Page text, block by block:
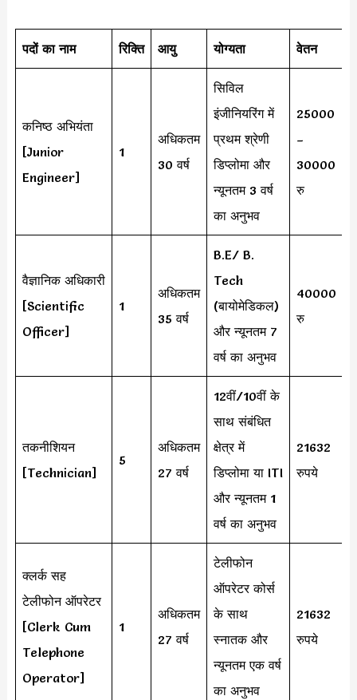
पदों का नाम रिक्ति आयु योग्यता वेतन
कनिष्ठ अभियंता
[Junior
Engineer]
1
अधिकतम
30 वर्ष
सिविल
इंजीनियरिंग में
प्रथम श्रेणी
डिप्लोमा और
न्यूनतम 3 वर्ष
का अनुभव
25000
–
30000
रु
वैज्ञानिक अधिकारी
[Scientific
Officer]
1
अधिकतम
35 वर्ष
B.E/ B.
Tech
(बायोमेडिकल)
और न्यूनतम 7
वर्ष का अनुभव
40000
रु
तकनीशियन
[Technician]
5
अधिकतम
27 वर्ष
12वीं/10वीं के
साथ संबंधित
क्षेत्र में
डिप्लोमा या ITI
और न्यूनतम 1
वर्ष का अनुभव
21632
रुपये
क्लर्क सह
टेलीफोन ऑपरेटर
[Clerk Cum
Telephone
Operator]
1
अधिकतम
27 वर्ष
टेलीफोन
ऑपरेटर कोर्स
के साथ
स्नातक और
न्यूनतम एक वर्ष
का अनुभव
21632
रुपये